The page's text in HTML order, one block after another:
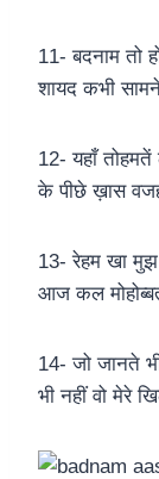
11- बदनाम तो
शायद कभी
12- यहाँ तोहमतें
के पीछे ख़ास वजह
13- रेहम खा
आज कल
14- जो जानते
भी नहीं वो मेरे